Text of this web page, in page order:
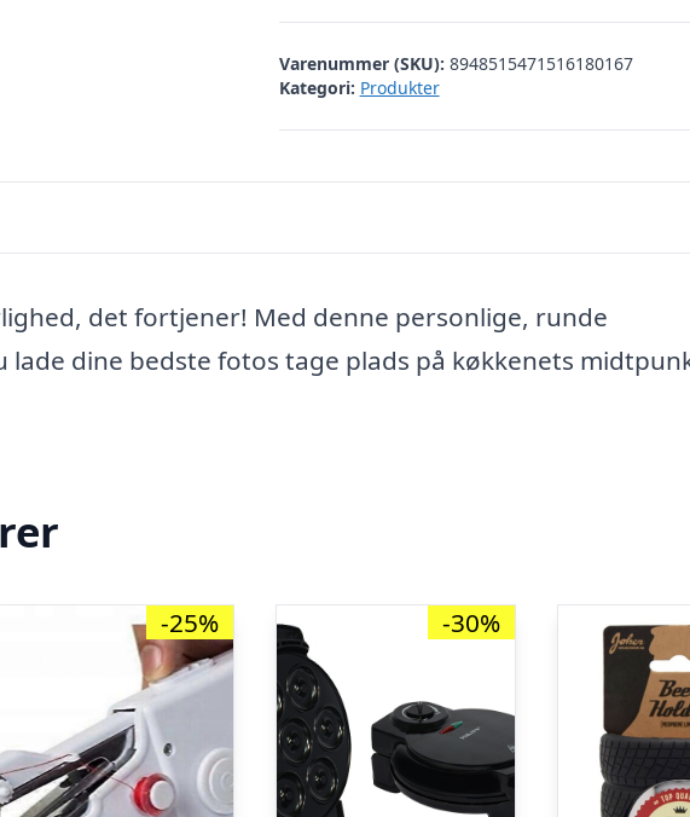
Varenummer (SKU): 8948515471516180167
Kategori: Produkter
det fortjener! Med denne personlige, runde
lade dine bedste fotos tage plads på køkkenets
-25% -30%